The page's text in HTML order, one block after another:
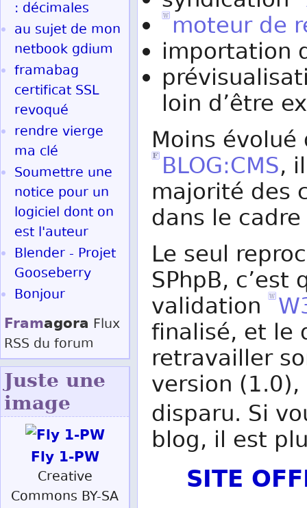
moteur de
importation
loin d’être
Moins
BLOG:CMS,
majorité des
dans le
Le seul
SPhpB, c’est
validation
finalisé, et le
retravailler
version
disparu. Si
blog, il est
SITE
: décimales
au sujet de mon
netbook gdium
framabag
certificat SSL
revoqué
rendre vierge
ma clé
Soumettre une
notice pour un
logiciel dont on
est l'auteur
Blender - Projet
Gooseberry
Bonjour
Framagora Flux
RSS du forum
Juste une
image
Fly 1-PW
Creative
Commons BY-SA